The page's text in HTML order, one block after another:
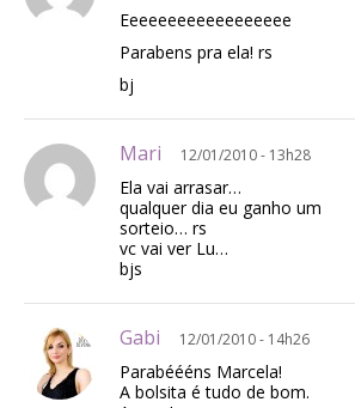
Eeeeeeeeeeeeeeeeee
Parabens pra ela! rs
bj
Mari 12/01/2010 - 13h28
Ela vai arrasar…
qualquer dia eu ganho um
sorteio… rs
vc vai ver Lu…
bjs
Gabi 12/01/2010 - 14h26
Parabéééns Marcela!
A bolsita é tudo de bom.